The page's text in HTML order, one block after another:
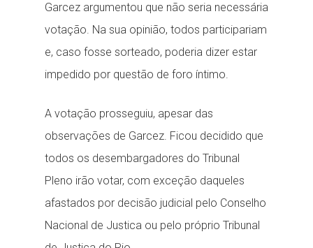
Garcez argumentou que não seria necessária
votação. Na sua opinião, todos participariam
e, caso fosse sorteado, poderia dizer estar
impedido por questão de foro íntimo.
A votação prosseguiu, apesar das
observações de Garcez. Ficou decidido que
todos os desembargadores do Tribunal
Pleno irão votar, com exceção daqueles
afastados por decisão judicial pelo Conselho
Nacional de Justica ou pelo próprio Tribunal